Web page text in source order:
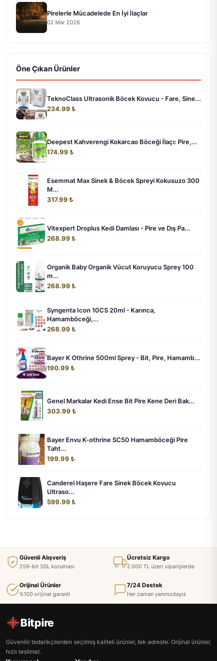
Pirelerle Mücadelede En İyi İlaçlar
02 Mar 2026
Öne Çıkan Ürünler
TeknoClass Ultrasonik Böcek Kovucu - Fare, Sine...
234.99 ₺
Deepest Kahverengi Kokarcao Böceği İlaçı: Pire,...
174.99 ₺
Esemmat Max Sinek & Böcek Spreyi Kokusuzo 300
M...
317.99 ₺
Vitexpert Droplus Kedi Damlası - Pire ve Dış Pa...
268.99 ₺
Organik Baby Organik Vücut Koruyucu Sprey 100
m...
268.99 ₺
Syngenta Icon 10CS 20ml - Karınca,
Hamamböceği,...
268.99 ₺
Bayer K Othrine 500ml Sprey - Bit, Pire, Hamamb...
190.99 ₺
Genel Markalar Kedi Ense Bit Pire Kene Deri Bak...
303.99 ₺
Bayer Envu K-othrine SC50 Hamamböceği Pire
Taht...
199.99 ₺
Canderel Haşere Fare Sinek Böcek Kovucu
Ultraso...
599.99 ₺
Güvenli Alışveriş
256-bit SSL koruması
Ücretsiz Kargo
2.000 TL üzeri siparişlerde
Orijinal Ürünler
%100 orijinal garanti
7/24 Destek
Her zaman yanınızdayız
Bitpire
Güvenilir tedarikçilerden seçilmiş kaliteli ürünler, tek adreste. Orijinal ürünler,
hızlı teslimat.